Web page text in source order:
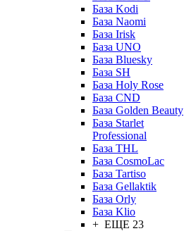
База Kodi
База Naomi
База Irisk
База UNO
База Bluesky
База SH
База Holy Rose
База CND
База Golden Beauty
База Starlet
Professional
База THL
База CosmoLac
База Tartiso
База Gellaktik
База Orly
База Klio
+ ЕЩЕ 23